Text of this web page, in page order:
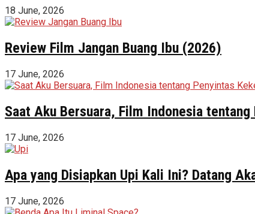
18 June, 2026
Review Film Jangan Buang Ibu (2026)
17 June, 2026
Saat Aku Bersuara, Film Indonesia
17 June, 2026
Apa yang Disiapkan Upi Kali Ini? Datang
17 June, 2026